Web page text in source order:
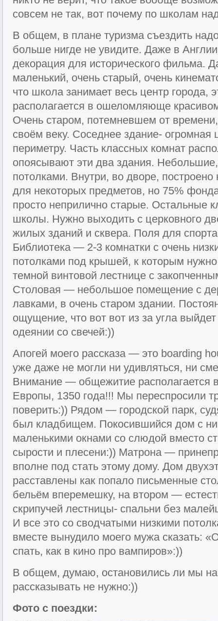
совсем не так, вот почему по школам
В общем, в плане туризма съездить
больше нигде не увидите. Даже в
декорация для исторического фильма.
маленький, очень старый, очень
что школа занимает весь центр города,
располагается в ошеломляюще
Очень старом, потемневшем от
своём веку. Соседнее здание- огромная
периметру. Часть классных комнат
опоясывают эти два здания.
потолками. Внутри, во дворе, построено
для некоторых предметов, но 75%
просто неприлично старые. Остальные
школы. Нужно выходить с церковного
жилых зданий и сквера. Поля для
Библиотека — 2-3 комнатки с очень
потолками под крышей, к которым
темной винтовой лестнице с
Столовая — небольшое помещение с
лавками, в очень старом здании.
ощущение, что вот вот из за угла
одеянии со свечей:))
Апогей моего рассказа — это boarding
уже даже не могли ни удивляться, ни
Внимание — общежитие располагается
Европы, 1350 года!!! Мы переспросили
поверить:)) Рядом — городской парк,
был кладбищем. Покосившийся дом с
маленькими окнами со слюдой вместо
сырости и плесени:)) Матрона —
вполне под стать этому дому. Дом
расставлены как попало письменные
бельём вперемешку, на втором —
скрипучей лестницы- спальни без
И все это со сводчатыми низкими
вместе вынудило моего мужа сказать:
спать, как в кино про вампиров»:))
В общем, думаю, остановились ли мы
рассказывать не нужно:))
Фото с поездки: